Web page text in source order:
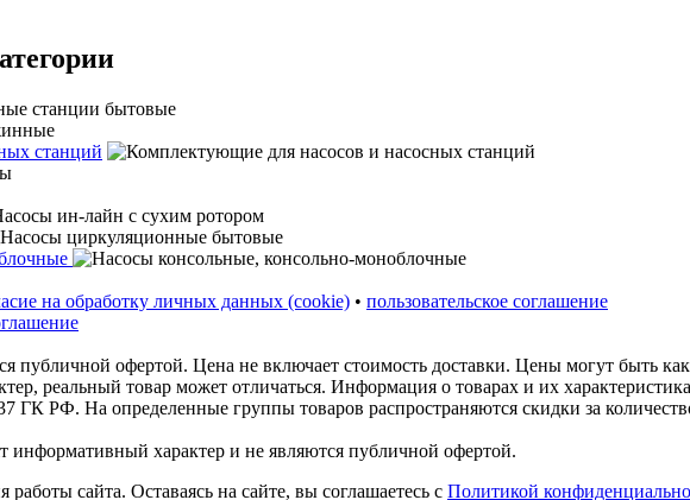
станций
на обработку личных данных (cookie) • пользовательское соглашение
публичной офертой. Цена не включает стоимость доставки. Цены могут быть
реальный товар может отличаться. Информация о товарах и их
ГК РФ. На определенные группы товаров распространяются скидки за
информативный характер и не являются публичной офертой.
сайта. Оставаясь на сайте, вы соглашаетесь с Политикой